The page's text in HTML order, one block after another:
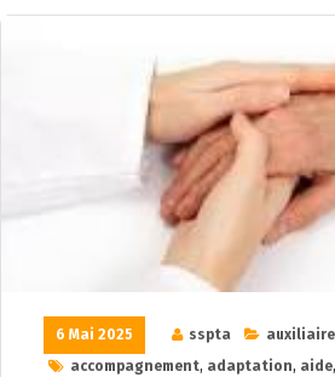
6 Mai 2025 sspta
accompagnement, adaptation, aide,